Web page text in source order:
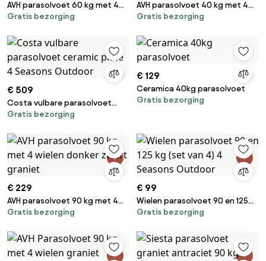
AVH parasolvoet 60 kg met 4
wielen graniet
Gratis bezorging
AVH parasolvoet 40 kg met 4
wielen graniet
Gratis bezorging
€ 509
Costa vulbare parasolvoet
ceramic plate 4 Seasons
Gratis bezorging
€ 129
Ceramica 40kg parasolvoet
Gratis bezorging
€ 229
AVH parasolvoet 90 kg met 4
wielen donker zwart graniet
Gratis bezorging
€ 99
Wielen parasolvoet 90 en 125
kg (set van 4) 4 Seasons
Gratis bezorging